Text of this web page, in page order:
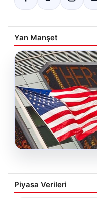
Yan Manşet
04.08.2026
FED faiz kararı
Nisan ayı faiz
Piyasa Verileri